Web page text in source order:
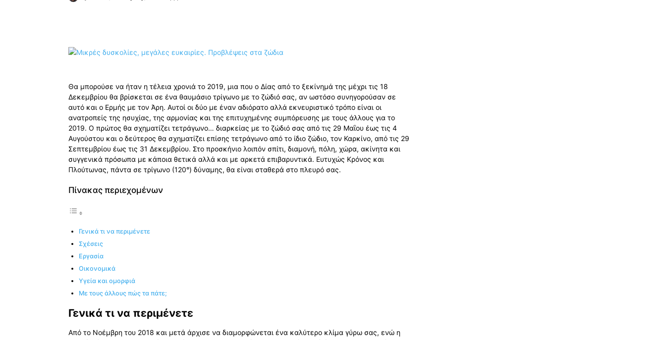
Θα μπορούσε να ήταν η τέλεια χρονιά το 2019, μια που ο Δίας από το ξεκίνημά της μέχρι τις 18
Δεκεμβρίου θα βρίσκεται σε ένα θαυμάσιο τρίγωνο με το ζώδιό σας, αν ωστόσο συνηγορούσαν σε
αυτό και ο Ερμής με τον Άρη. Αυτοί οι δύο με έναν αδιόρατο αλλά εκνευριστικό τρόπο είναι οι
ανατροπείς της ησυχίας, της αρμονίας και της επιτυχημένης συμπόρευσης με τους άλλους για το
2019. Ο πρώτος θα σχηματίζει τετράγωνο… διαρκείας με το ζώδιό σας από τις 29 Μαΐου έως τις 4
Αυγούστου και ο δεύτερος θα σχηματίζει επίσης τετράγωνο από το ίδιο ζώδιο, τον Καρκίνο, από τις 29
Σεπτεμβρίου έως τις 31 Δεκεμβρίου. Στο προσκήνιο λοιπόν σπίτι, διαμονή, πόλη, χώρα, ακίνητα και
συγγενικά πρόσωπα με κάποια θετικά αλλά και με αρκετά επιβαρυντικά. Ευτυχώς Κρόνος και
Πλούτωνας, πάντα σε τρίγωνο (120°) δύναμης, θα είναι σταθερά στο πλευρό σας.
Πίνακας περιεχομένων
Γενικά τι να περιμένετε
Σχέσεις
Εργασία
Οικονομικά
Υγεία και ομορφιά
Με τους άλλους πώς τα πάτε;
Γενικά τι να περιμένετε
Από το Νοέμβρη του 2018 και μετά άρχισε να διαμορφώνεται ένα καλύτερο κλίμα γύρω σας, ενώ η